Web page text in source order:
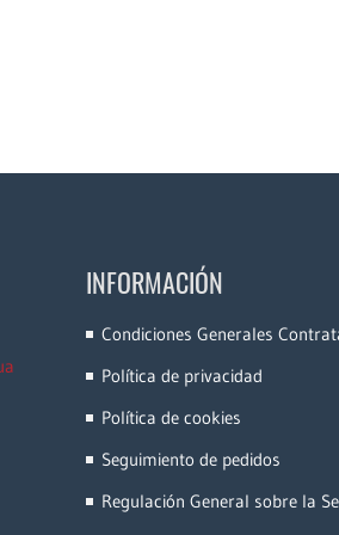
INFORMACIÓN
Condiciones Generales
Política de privacidad
Política de cookies
Seguimiento de pedidos
Regulación General sobre la